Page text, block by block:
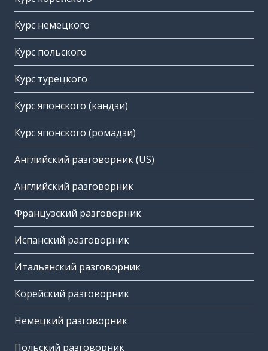
Курс немецкого
Курс польского
Курс турецкого
Курс японского (кандзи)
Курс японского (ромадзи)
Английский разговорник (US)
Английский разговорник
Французский разговорник
Испанский разговорник
Итальянский разговорник
Корейский разговорник
Немецкий разговорник
Польский разговорник